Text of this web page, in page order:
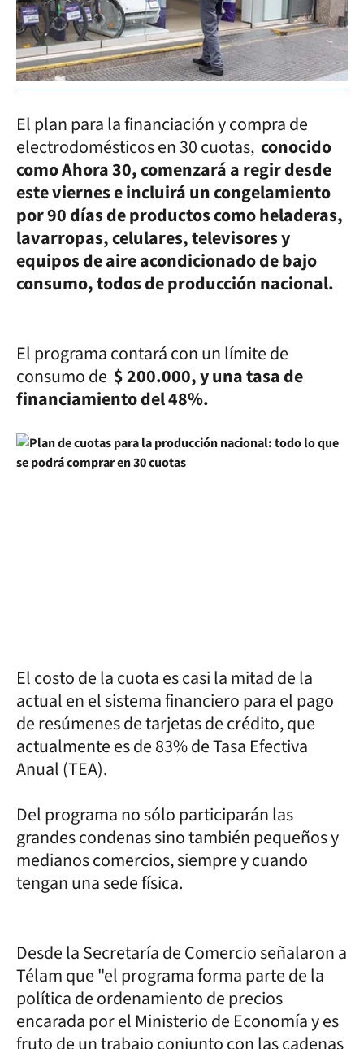
El plan para la financiación y compra de
electrodomésticos en 30 cuotas, conocido
como Ahora 30, comenzará a regir desde
este viernes e incluirá un congelamiento
por 90 días de productos como heladeras,
lavarropas, celulares, televisores y
equipos de aire acondicionado de bajo
consumo, todos de producción nacional.
El programa contará con un límite de
consumo de $ 200.000, y una tasa de
financiamiento del 48%.
El costo de la cuota es casi la mitad de la
actual en el sistema financiero para el pago
de resúmenes de tarjetas de crédito, que
actualmente es de 83% de Tasa Efectiva
Anual (TEA).
Del programa no sólo participarán las
grandes condenas sino también pequeños y
medianos comercios, siempre y cuando
tengan una sede física.
Desde la Secretaría de Comercio señalaron a
Télam que "el programa forma parte de la
política de ordenamiento de precios
encarada por el Ministerio de Economía y es